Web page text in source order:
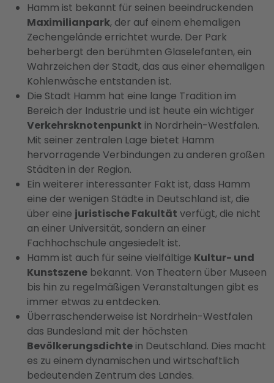
Hamm ist bekannt für seinen beeindruckenden
Maximilianpark, der auf einem ehemaligen
Zechengelände errichtet wurde. Der Park
beherbergt den berühmten Glaselefanten, ein
Wahrzeichen der Stadt, das aus einer ehemaligen
Kohlenwäsche entstanden ist.
Die Stadt Hamm hat eine lange Tradition im
Bereich der Industrie und ist heute ein wichtiger
Verkehrsknotenpunkt in Nordrhein-Westfalen.
Mit seiner zentralen Lage bietet Hamm
hervorragende Verbindungen zu anderen großen
Städten in der Region.
Ein weiterer interessanter Fakt ist, dass Hamm
eine der wenigen Städte in Deutschland ist, die
über eine juristische Fakultät verfügt, die nicht
an einer Universität, sondern an einer
Fachhochschule angesiedelt ist.
Hamm ist auch für seine vielfältige Kultur- und
Kunstszene bekannt. Von Theatern über Museen
bis hin zu regelmäßigen Veranstaltungen gibt es
immer etwas zu entdecken.
Überraschenderweise ist Nordrhein-Westfalen
das Bundesland mit der höchsten
Bevölkerungsdichte in Deutschland. Dies macht
es zu einem dynamischen und wirtschaftlich
bedeutenden Zentrum des Landes.